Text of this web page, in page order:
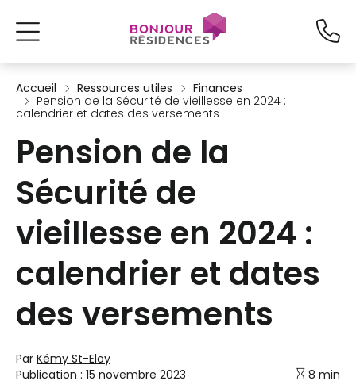
Accueil Ressources utiles
Finances
Pension de la Sécurité de vieillesse en 2024 :
calendrier et dates des versements
Pension de la
Sécurité de
vieillesse en 2024 :
calendrier et dates
des versements
Par Kémy St-Eloy
Publication : 15 novembre 2023 8 min